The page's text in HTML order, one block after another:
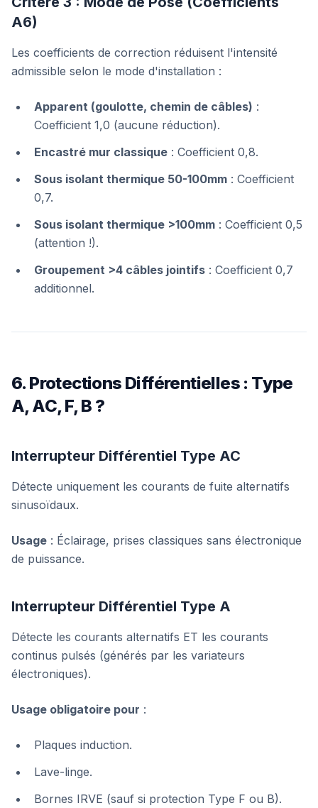
A6)
Les coefficients de correction réduisent l'intensité
admissible selon le mode d'installation :
Apparent (goulotte, chemin de câbles) :
Coefficient 1,0 (aucune réduction).
Encastré mur classique : Coefficient 0,8.
Sous isolant thermique 50-100mm : Coefficient
0,7.
Sous isolant thermique >100mm : Coefficient 0,5
(attention !).
Groupement >4 câbles jointifs : Coefficient 0,7
additionnel.
6. Protections Différentielles : Type
A, AC, F, B ?
Interrupteur Différentiel Type AC
Détecte uniquement les courants de fuite alternatifs
sinusoïdaux.
Usage : Éclairage, prises classiques sans électronique
de puissance.
Interrupteur Différentiel Type A
Détecte les courants alternatifs ET les courants
continus pulsés (générés par les variateurs
électroniques).
Usage obligatoire pour :
Plaques induction.
Lave-linge.
Bornes IRVE (sauf si protection Type F ou B).